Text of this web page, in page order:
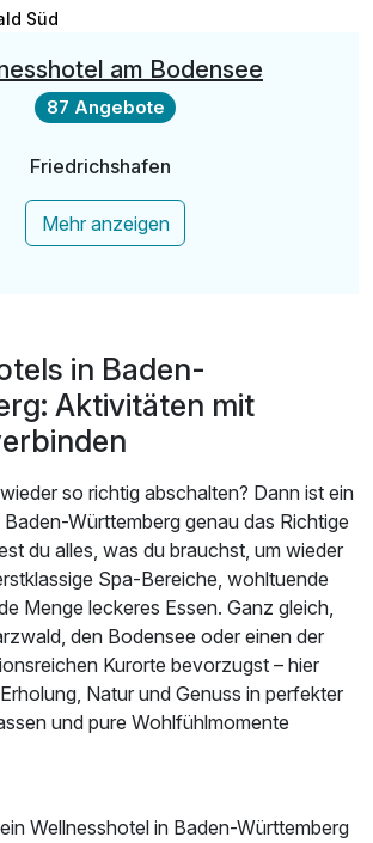
Süd
am Bodensee
87 Angebote
Friedrichshafen
Mehr anzeigen
in Baden-
Aktivitäten mit
so richtig abschalten? Dann ist ein
Baden-Württemberg genau das Richtige
du alles, was du brauchst, um wieder
Spa-Bereiche, wohltuende
Menge leckeres Essen. Ganz gleich,
den Bodensee oder einen der
Kurorte bevorzugst – hier
Natur und Genuss in perfekter
und pure Wohlfühlmomente
Wellnesshotel in Baden-Württemberg